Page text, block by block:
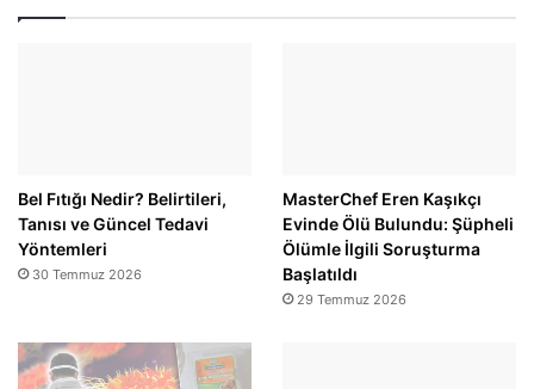
Bel Fıtığı Nedir? Belirtileri,
Tanısı ve Güncel Tedavi
Yöntemleri
30 Temmuz 2026
MasterChef Eren Kaşıkçı
Evinde Ölü Bulundu: Şüpheli
Ölümle İlgili Soruşturma
Başlatıldı
29 Temmuz 2026